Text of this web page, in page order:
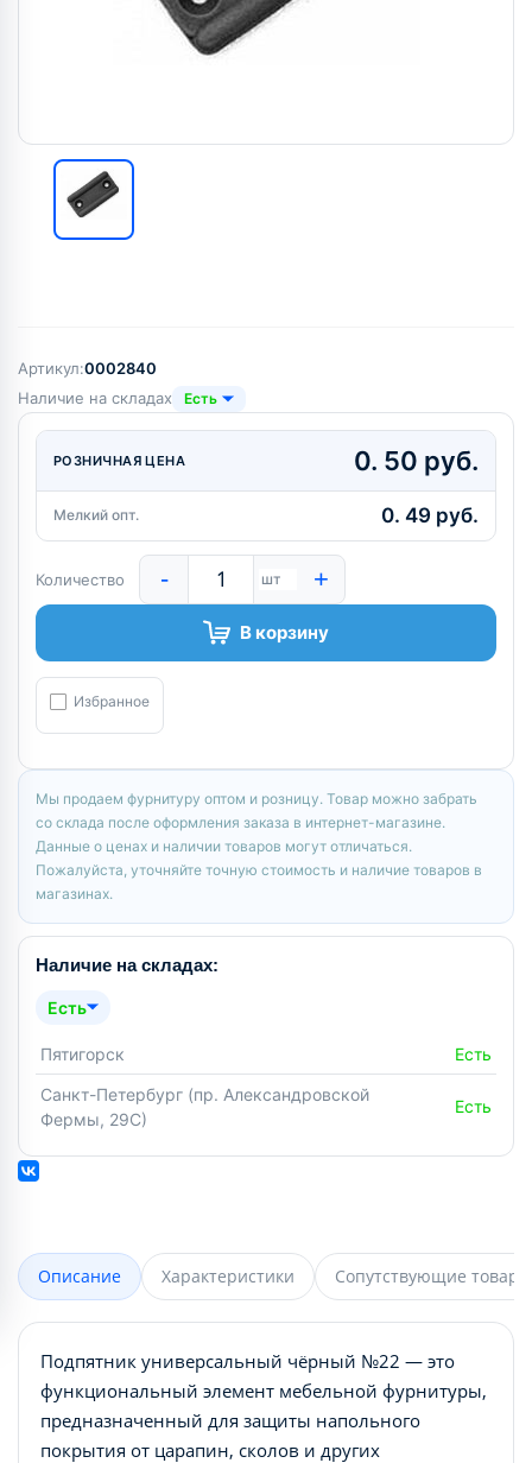
Артикул:0002840
Наличие на складах
Есть
РОЗНИЧНАЯ ЦЕНА 0. 50 руб.
Мелкий опт. 0. 49 руб.
Количество - шт +
В корзину
Избранное
Мы продаем фурнитуру оптом и розницу. Товар можно забрать
со склада после оформления заказа в интернет-магазине.
Данные о ценах и наличии товаров могут отличаться.
Пожалуйста, уточняйте точную стоимость и наличие товаров в
магазинах.
Наличие на складах:
Есть
Пятигорск
Есть
Санкт-Петербург (пр. Александровской
Фермы, 29С)
Есть
Описание Характеристики Сопутствующие товары
Подпятник универсальный чёрный №22 — это
функциональный элемент мебельной фурнитуры,
предназначенный для защиты напольного
покрытия от царапин, сколов и других